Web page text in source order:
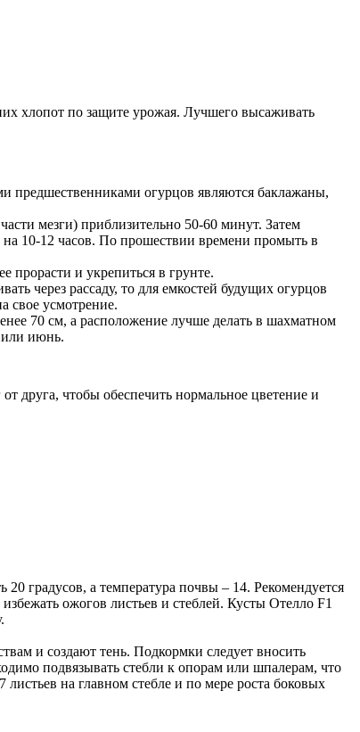
хлопот по защите урожая. Лучшего высаживать
огурцов являются баклажаны,
мезги) приблизительно 50-60 минут. Затем
10-12 часов. По прошествии времени промыть в
прорасти и укрепиться в грунте.
через рассаду, то для емкостей будущих огурцов
свое усмотрение.
70 см, а расположение лучше делать в шахматном
или июнь.
друга, чтобы обеспечить нормальное цветение и
градусов, а температура почвы – 14. Рекомендуется
ожогов листьев и стеблей. Кусты Отелло F1
и создают тень. Подкормки следует вносить
подвязывать стебли к опорам или шпалерам, что
на главном стебле и по мере роста боковых